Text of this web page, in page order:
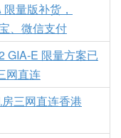
量版补货，
、微信支付
GIA-E 限量方案已
网直连
三网直连香港